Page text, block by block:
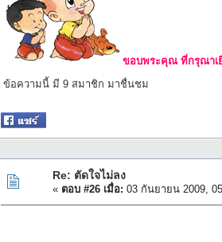
ขอบพระคุณ ที่กรุณาเ
ข้อความนี้ มี 9 สมาชิก มาชื่นชม
Re: ตัดใจไม่ลง
« ตอบ #26 เมื่อ: 03 กันยายน 2009,